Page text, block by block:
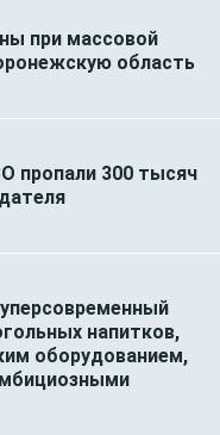
при массовой
область
пропали 300 тысяч
напитков,
оборудованием,